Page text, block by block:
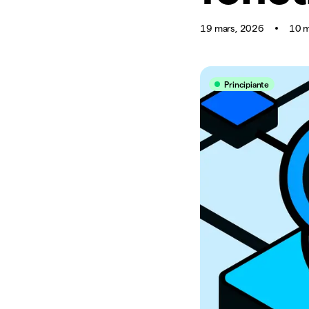
19 mars, 2026 10
Principiante